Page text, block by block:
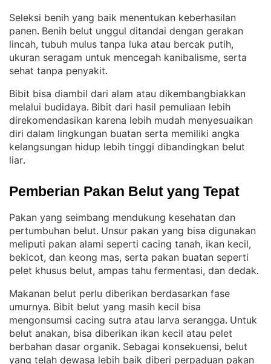
Seleksi benih yang baik menentukan keberhasilan
panen. Benih belut unggul ditandai dengan gerakan
lincah, tubuh mulus tanpa luka atau bercak putih,
ukuran seragam untuk mencegah kanibalisme, serta
sehat tanpa penyakit.
Bibit bisa diambil dari alam atau dikembangbiakkan
melalui budidaya. Bibit dari hasil pemuliaan lebih
direkomendasikan karena lebih mudah menyesuaikan
diri dalam lingkungan buatan serta memiliki angka
kelangsungan hidup lebih tinggi dibandingkan belut
liar.
Pemberian Pakan Belut yang Tepat
Pakan yang seimbang mendukung kesehatan dan
pertumbuhan belut. Unsur pakan yang bisa digunakan
meliputi pakan alami seperti cacing tanah, ikan kecil,
bekicot, dan keong mas, serta pakan buatan seperti
pelet khusus belut, ampas tahu fermentasi, dan dedak.
Makanan belut perlu diberikan berdasarkan fase
umurnya. Bibit belut yang masih kecil bisa
mengonsumsi cacing sutra atau larva serangga. Untuk
belut anakan, bisa diberikan ikan kecil atau pelet
berbahan dasar organik. Sebagai konsekuensi, belut
yang telah dewasa lebih baik diberi perpaduan pakan